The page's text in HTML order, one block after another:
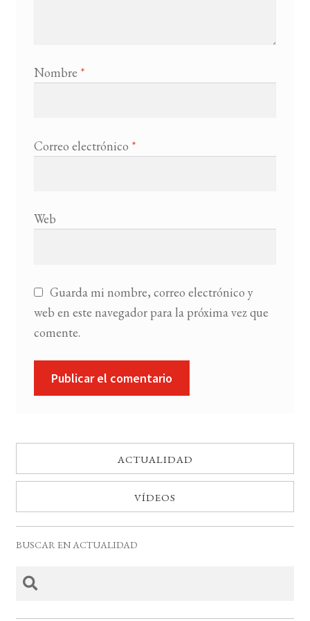
Nombre *
Correo electrónico *
Web
Guarda mi nombre, correo electrónico y
web en este navegador para la próxima vez que
comente.
ACTUALIDAD
VÍDEOS
BUSCAR EN ACTUALIDAD